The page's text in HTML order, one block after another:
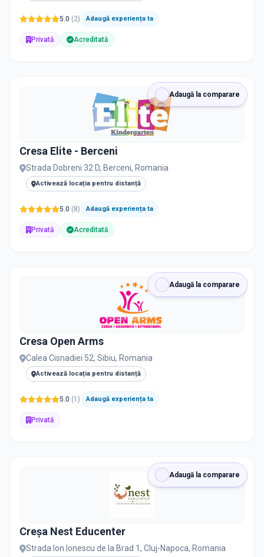
5.0 (2) Adaugă experiența ta
Privată Acreditată
Adaugă la comparare
Cresa Elite - Berceni
Strada Dobreni 32 D, Berceni, Romania
Activează locația pentru distanță
5.0 (8) Adaugă experiența ta
Privată Acreditată
Adaugă la comparare
Cresa Open Arms
Calea Cisnadiei 52, Sibiu, Romania
Activează locația pentru distanță
5.0 (1 ) Adaugă experiența ta
Privată
Adaugă la comparare
Creșa Nest Educenter
Strada Ion Ionescu de la Brad 1, Cluj-Napoca, Romania